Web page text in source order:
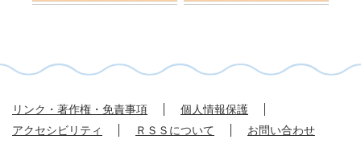
リンク・著作権・免責事項
個人情報保護
アクセシビリティ
ＲＳＳについて お問い合わせ